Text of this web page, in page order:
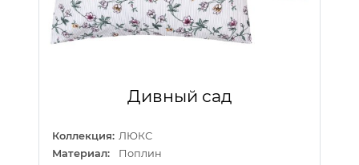
Дивный сад
Коллекция: ЛЮКС
Материал:
Поплин